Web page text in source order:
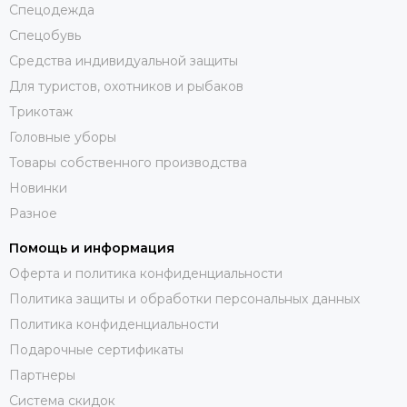
Спецодежда
Спецобувь
Средства индивидуальной защиты
Для туристов, охотников и рыбаков
Трикотаж
Головные уборы
Товары собственного производства
Новинки
Разное
Помощь и информация
Оферта и политика конфиденциальности
Политика защиты и обработки персональных данных
Политика конфиденциальности
Подарочные сертификаты
Партнеры
Система скидок